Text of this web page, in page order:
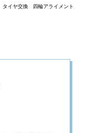
イヤ交換 四輪アライメント